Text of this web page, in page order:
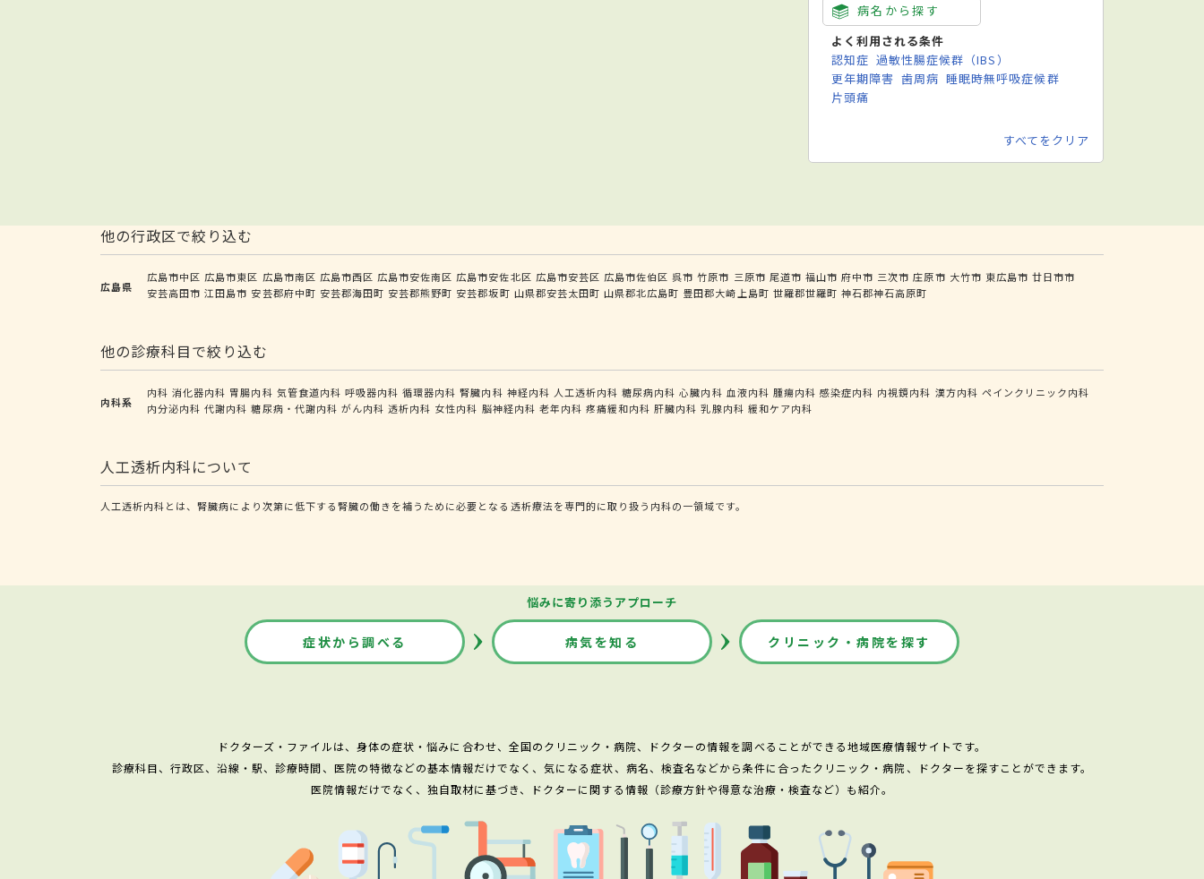
病名から探す
よく利用される条件
認知症 過敏性腸症候群（IBS）
更年期障害 歯周病 睡眠時無呼吸症候群
片頭痛
すべてをクリア
他の行政区で絞り込む
広島県
広島市中区 広島市東区 広島市南区 広島市西区 広島市安佐南区 広島市安佐北区 広島市安芸区 広島市佐伯区 呉市 竹原市 三原市 尾道市 福山市 府中市 三次市 庄原市 大竹市 東広島市 廿日市市
安芸高田市 江田島市 安芸郡府中町 安芸郡海田町 安芸郡熊野町 安芸郡坂町 山県郡安芸太田町 山県郡北広島町 豊田郡大崎上島町 世羅郡世羅町 神石郡神石高原町
他の診療科目で絞り込む
内科系
内科 消化器内科 胃腸内科 気管食道内科 呼吸器内科 循環器内科 腎臓内科 神経内科 人工透析内科 糖尿病内科 心臓内科 血液内科 腫瘍内科 感染症内科 内視鏡内科 漢方内科 ペインクリニック内科
内分泌内科 代謝内科 糖尿病・代謝内科 がん内科 透析内科 女性内科 脳神経内科 老年内科 疼痛緩和内科 肝臓内科 乳腺内科 緩和ケア内科
人工透析内科について
人工透析内科とは、腎臓病により次第に低下する腎臓の働きを補うために必要となる透析療法を専門的に取り扱う内科の一領域です。
悩みに寄り添うアプローチ
症状から調べる 病気を知る クリニック・病院を探す
ドクターズ・ファイルは、身体の症状・悩みに合わせ、全国のクリニック・病院、ドクターの情報を調べることができる地域医療情報サイトです。
診療科目、行政区、沿線・駅、診療時間、医院の特徴などの基本情報だけでなく、気になる症状、病名、検査名などから条件に合ったクリニック・病院、ドクターを探すことができます。
医院情報だけでなく、独自取材に基づき、ドクターに関する情報（診療方針や得意な治療・検査など）も紹介。